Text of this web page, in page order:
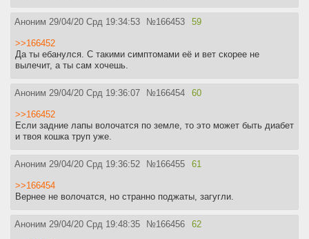
Аноним 29/04/20 Срд 19:34:53 №166453 59
>>166452
Да ты ебанулся. С такими симптомами её и вет скорее не
вылечит, а ты сам хочешь.
Аноним 29/04/20 Срд 19:36:07 №166454 60
>>166452
Если задние лапы волочатся по земле, то это может быть диабет
и твоя кошка труп уже.
Аноним 29/04/20 Срд 19:36:52 №166455 61
>>166454
Вернее не волочатся, но странно поджаты, загугли.
Аноним 29/04/20 Срд 19:48:35 №166456 62